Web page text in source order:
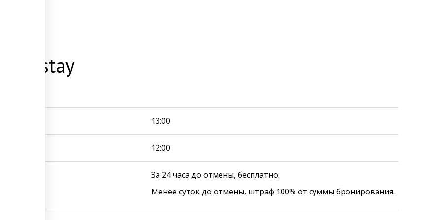
of stay
13:00
12:00
За 24 часа до отмены, бесплатно.
Менее суток до отмены, штраф 100% от суммы бронирования.